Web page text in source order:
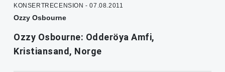
KONSERTRECENSION - 07.08.2011
Ozzy Osbourne
Ozzy Osbourne: Odderöya Amfi,
Kristiansand, Norge